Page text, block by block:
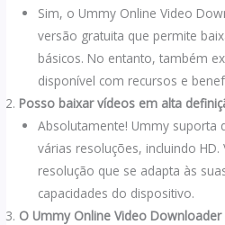
Sim, o Ummy Online Video
versão gratuita que permite
básicos. No entanto, também
disponível com recursos e
Posso baixar vídeos em alta
Absolutamente! Ummy suporta
várias resoluções, incluindo
resolução que se adapta às
capacidades do dispositivo.
O Ummy Online Video